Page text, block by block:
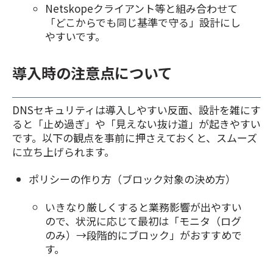
Netskopeクライアント等と組み合わせて
「どこからでも同じ基準で守る」設計にし
やすいです。
導入時の注意点について
DNSセキュリティは導入しやすい反面、設計を雑にす
ると「止め過ぎ」や「見えない抜け道」が起きやすい
です。以下の観点を事前に押さえておくと、スムーズ
に立ち上げられます。
ポリシーの作り方（ブロック対象の決め方）
いきなり厳しくすると業務影響が出やすい
ので、状況に応じて最初は「モニタ（ログ
のみ）→段階的にブロック」がおすすめで
す。